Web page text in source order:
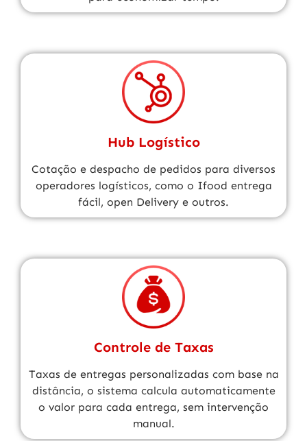
Hub Logístico
Cotação e despacho de pedidos para diversos
operadores logísticos, como o Ifood entrega
fácil, open Delivery e outros.
Controle de Taxas
Taxas de entregas personalizadas com base na
distância, o sistema calcula automaticamente
o valor para cada entrega, sem intervenção
manual.